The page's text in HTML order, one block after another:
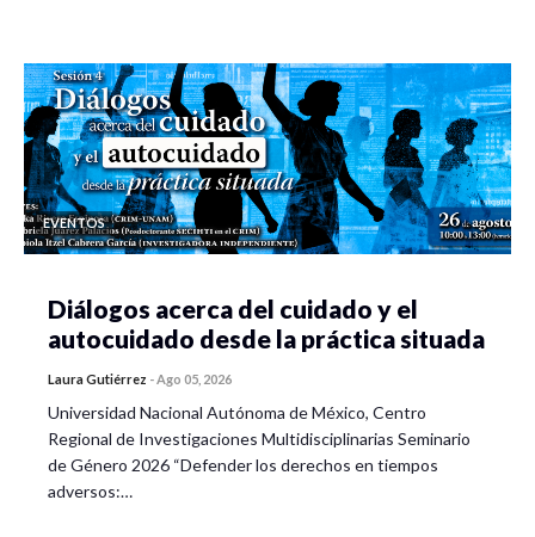
EVENTOS
Diálogos acerca del cuidado y el
autocuidado desde la práctica situada
Laura Gutiérrez -Ago 05, 2026
Universidad Nacional Autónoma de México, Centro
Regional de Investigaciones Multidisciplinarias Seminario
de Género 2026 “Defender los derechos en tiempos
adversos:…